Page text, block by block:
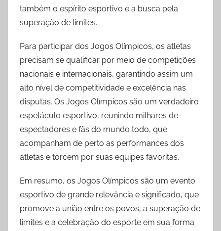
também o espírito esportivo e a busca pela
superação de limites.
Para participar dos Jogos Olímpicos, os atletas
precisam se qualificar por meio de competições
nacionais e internacionais, garantindo assim um
alto nível de competitividade e excelência nas
disputas. Os Jogos Olímpicos são um verdadeiro
espetáculo esportivo, reunindo milhares de
espectadores e fãs do mundo todo, que
acompanham de perto as performances dos
atletas e torcem por suas equipes favoritas.
Em resumo, os Jogos Olímpicos são um evento
esportivo de grande relevância e significado, que
promove a união entre os povos, a superação de
limites e a celebração do esporte em sua forma